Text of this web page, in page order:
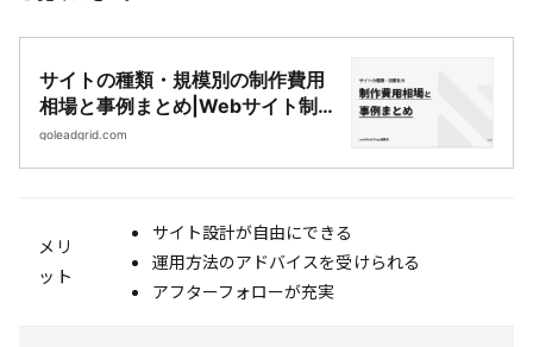
サイトの種類・規模別の制作費用
相場と事例まとめ|Webサイト制
作・CMS開発｜LeadGrid
goleadgrid.com
メリ
ット
サイト設計が自由にできる
運用方法のアドバイスを受けられる
アフターフォローが充実